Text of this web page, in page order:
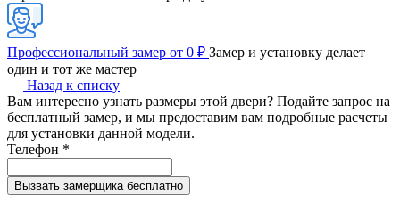
Профессиональный замер от 0 ₽ Замер и установку делает
один и тот же мастер
Назад к списку
Вам интересно узнать размеры этой двери? Подайте запрос на
бесплатный замер, и мы предоставим вам подробные расчеты
для установки данной модели.
Телефон *